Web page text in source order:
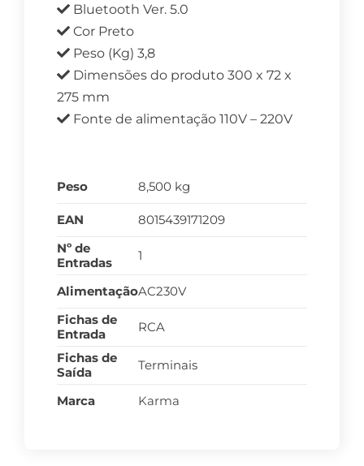
Bluetooth Ver. 5.0
Cor Preto
Peso (Kg) 3,8
Dimensões do produto 300 x 72 x
275 mm
Fonte de alimentação 110V – 220V
Peso 8,500 kg
EAN
8015439171209
Nº de
Entradas
1
AlimentaçãoAC230V
Fichas de
Entrada
RCA
Fichas de
Saída
Terminais
Marca Karma